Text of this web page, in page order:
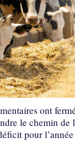
ont
le chemin
pour